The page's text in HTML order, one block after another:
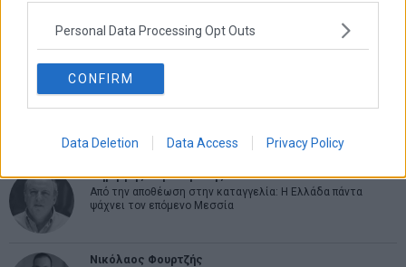
Personal Data Processing Opt Outs
CONFIRM
Data Deletion Data Access Privacy Policy
Η αληθινή παιδεία ξεκινά από την ψυχή…
Σταματίνα Σταματάκου
Η βία κατά των ζώων δεν αντέχει βολικές ερμηνείες
Δημήτρης Καμπουράκης
Από την αποθέωση στην καταγγελία: Η Ελλάδα πάντα
ψάχνει τον επόμενο Μεσσία
Νικόλαος Φουρτζής